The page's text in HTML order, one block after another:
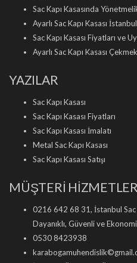
Sac Kapı Kasasında
Ayarlı Sac Kapı Kasası İstanbul
Sac Kapı Kasası Fiyatları ve
Ayarlı Sac Kapı Kasası
YAZILAR
Sac Kapı Kasası
Sac Kapı Kasası Fiyatları
Sac Kapı Kasası İmalatı
Metal Sac Kapı Kasası
Sac Kapı Kasası Satışı
MÜŞTERİ
0216 642 68 31, İstanbul Sac
Dayanıklı, Güvenli ve
0530 8423938